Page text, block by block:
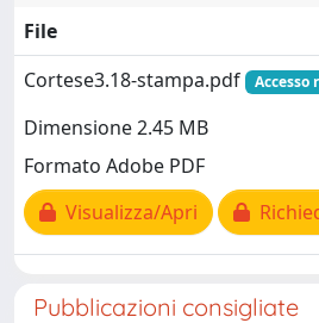
File
Cortese3.18-stampa.pdf
Accesso
Dimensione 2.45 MB
Formato Adobe PDF
Visualizza/Apri
Pubblicazioni consigliate